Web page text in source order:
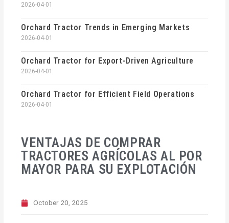
VENTAJAS DE COMPRAR
TRACTORES AGRÍCOLAS AL POR
MAYOR PARA SU EXPLOTACIÓN
October 20, 2025
2026-04-01
Orchard Tractor Trends in Emerging Markets
2026-04-01
Orchard Tractor for Export-Driven Agriculture
2026-04-01
Orchard Tractor for Efficient Field Operations
2026-04-01